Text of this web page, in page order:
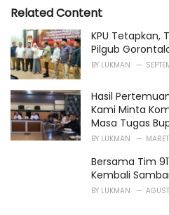
i
e
s
:
Related Content
KPU Tetapkan,
Pilgub
BY LUKMAN
Hasil
Kami Minta
Masa Tugas
BY LUKMAN
Bersama Tim
Kembali
BY LUKMAN